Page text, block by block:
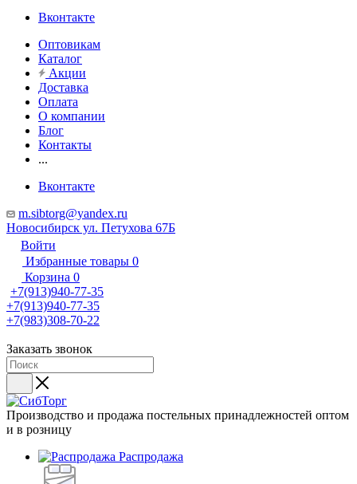
Вконтакте
Оптовикам
Каталог
Акции
Доставка
Оплата
О компании
Блог
Контакты
...
Вконтакте
m.sibtorg@yandex.ru
Новосибирск ул. Петухова 67Б
Войти
Избранные товары 0
Корзина 0
+7(913)940-77-35
+7(913)940-77-35
+7(983)308-70-22
Заказать звонок
Производство и продажа постельных принадлежностей оптом
и в розницу
Распродажа